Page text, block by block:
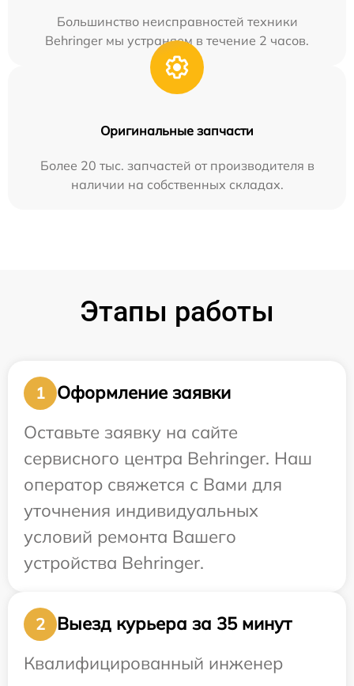
Большинство неисправностей техники
Behringer мы устраняем в течение 2 часов.
Оригинальные запчасти
Более 20 тыс. запчастей от производителя в
наличии на собственных складах.
Этапы работы
1
Оформление заявки
Оставьте заявку на сайте
сервисного центра Behringer. Наш
оператор свяжется с Вами для
уточнения индивидуальных
условий ремонта Вашего
устройства Behringer.
2
Выезд курьера за 35 минут
Квалифицированный инженер